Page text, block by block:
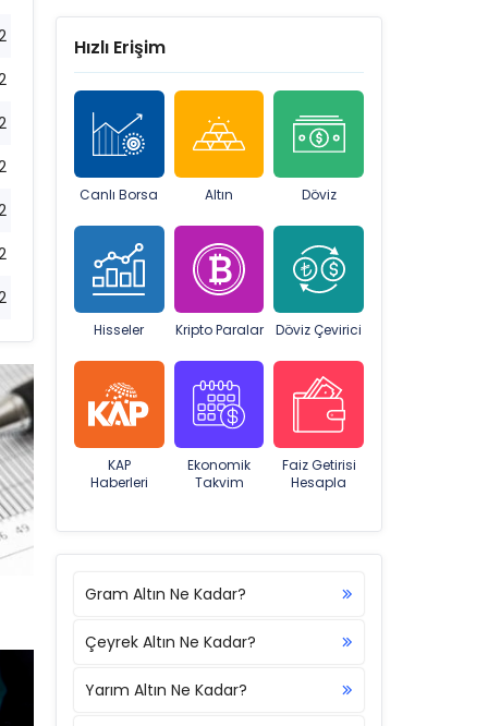
Hızlı Erişim
Canlı Borsa Altın Döviz
Hisseler Kripto Paralar Döviz Çevirici
KAP
Haberleri
Ekonomik
Takvim
Faiz Getirisi
Hesapla
Gram Altın Ne Kadar?
Çeyrek Altın Ne Kadar?
Yarım Altın Ne Kadar?